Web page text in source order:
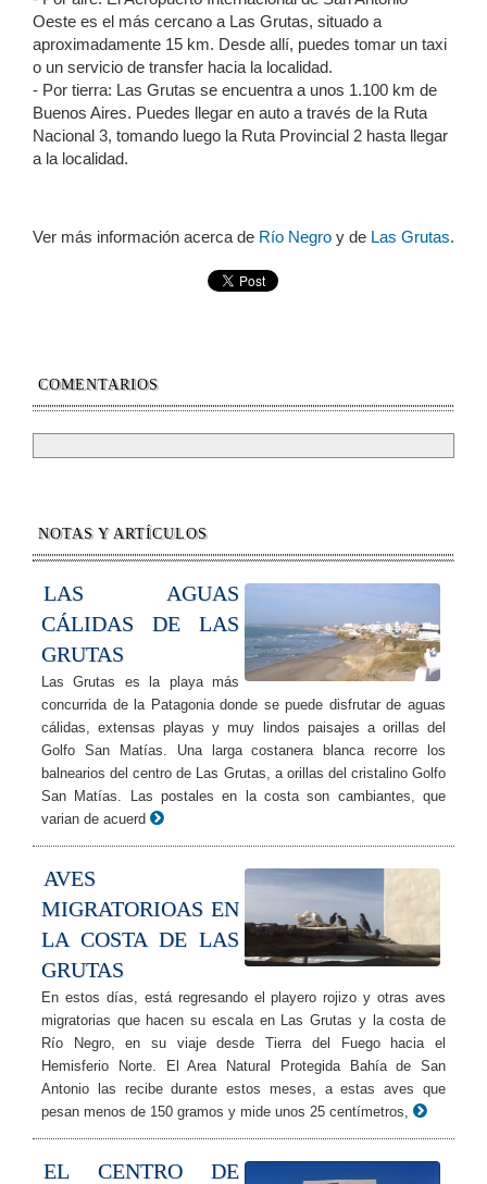
Oeste es el más cercano a Las Grutas, situado a
aproximadamente 15 km. Desde allí, puedes tomar un taxi
o un servicio de transfer hacia la localidad.
- Por tierra: Las Grutas se encuentra a unos 1.100 km de
Buenos Aires. Puedes llegar en auto a través de la Ruta
Nacional 3, tomando luego la Ruta Provincial 2 hasta llegar
a la localidad.
Ver más información acerca de Río Negro y de Las Grutas.
COMENTARIOS
NOTAS Y ARTÍCULOS
LAS AGUAS
CÁLIDAS DE LAS
GRUTAS
Las Grutas es la playa más
concurrida de la Patagonia donde se puede disfrutar de aguas
cálidas, extensas playas y muy lindos paisajes a orillas del
Golfo San Matías. Una larga costanera blanca recorre los
balnearios del centro de Las Grutas, a orillas del cristalino Golfo
San Matías. Las postales en la costa son cambiantes, que
varian de acuerd
AVES
MIGRATORIOAS EN
LA COSTA DE LAS
GRUTAS
En estos días, está regresando el playero rojizo y otras aves
migratorias que hacen su escala en Las Grutas y la costa de
Río Negro, en su viaje desde Tierra del Fuego hacia el
Hemisferio Norte. El Area Natural Protegida Bahía de San
Antonio las recibe durante estos meses, a estas aves que
pesan menos de 150 gramos y mide unos 25 centímetros,
EL CENTRO DE